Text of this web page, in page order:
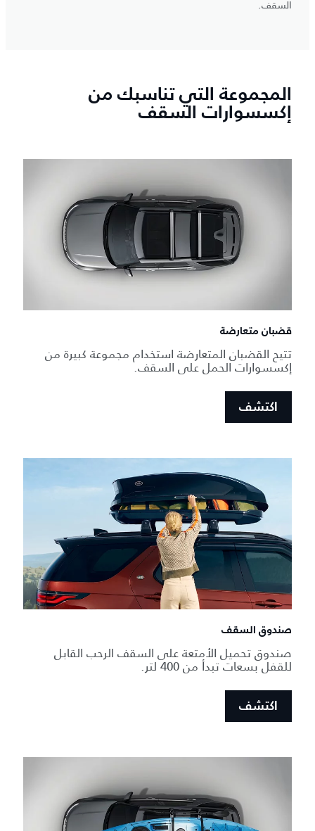
السقف.
المجموعة التي تناسبك من
إكسسوارات السقف
قضبان متعارضة
تتيح القضبان المتعارضة استخدام مجموعة كبيرة من
إكسسوارات الحمل على السقف.
اكتشف
صندوق السقف
صندوق تحميل الأمتعة على السقف الرحب القابل
للقفل بسعات تبدأ من 400 لتر.
اكتشف